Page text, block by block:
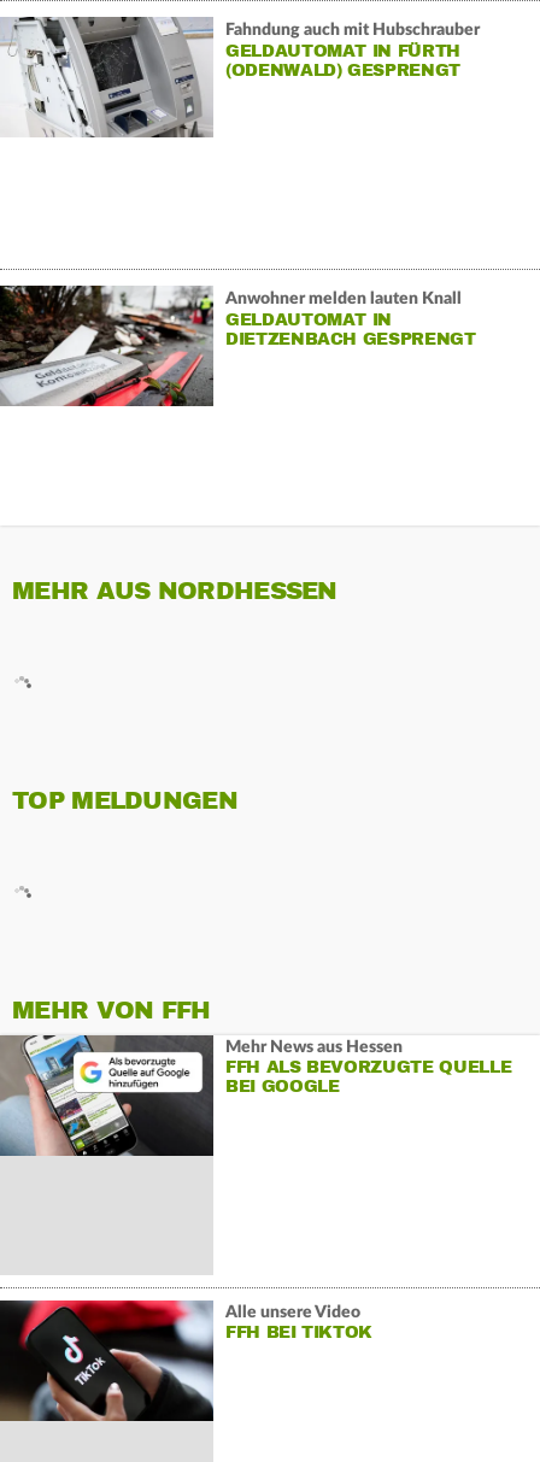
Fahndung auch mit Hubschrauber
GELDAUTOMAT IN FÜRTH
(ODENWALD) GESPRENGT
Anwohner melden lauten Knall
GELDAUTOMAT IN
DIETZENBACH GESPRENGT
MEHR AUS NORDHESSEN
TOP MELDUNGEN
MEHR VON FFH
Mehr News aus Hessen
FFH ALS BEVORZUGTE QUELLE
BEI GOOGLE
Alle unsere Video
FFH BEI TIKTOK